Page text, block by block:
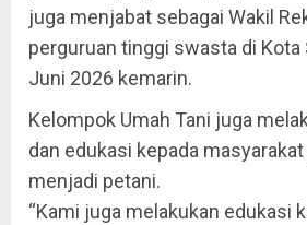
juga menjabat sebagai Wakil
perguruan tinggi swasta di Kota
Juni 2026 kemarin.
Kelompok Umah Tani juga
dan edukasi kepada
menjadi petani.
“Kami juga melakukan edukasi